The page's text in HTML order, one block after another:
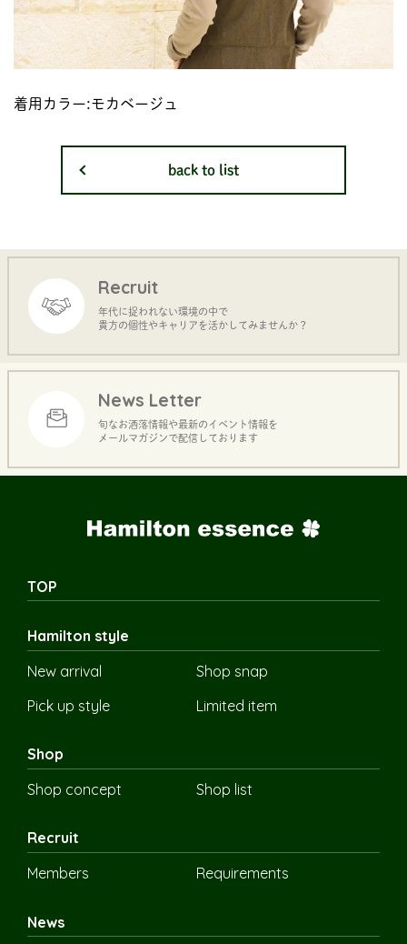
着用カラー:モカベージュ
back to list
Recruit
年代に捉われない環境の中で
貴方の個性やキャリアを活かしてみませんか？
News Letter
旬なお洒落情報や最新のイベント情報を
メールマガジンで配信しております
TOP
Hamilton style
New arrival
Shop snap
Pick up style
Limited item
Shop
Shop concept
Shop list
Recruit
Members
Requirements
News